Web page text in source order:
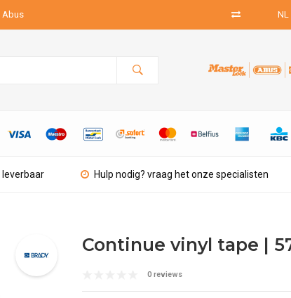
Abus NL
Hulp nodig? vraag het onze specialisten
Continue vinyl tape |
0 reviews